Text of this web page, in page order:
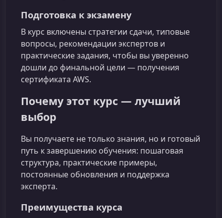
Подготовка к экзамену
В курс включены стратегии сдачи, типовые
вопросы, рекомендации экспертов и
практические задания, чтобы вы уверенно
дошли до финальной цели — получения
сертификата AWS.
Почему этот курс — лучший
выбор
Вы получаете не только знания, но и готовый
путь к завершению обучения: пошаговая
структура, практические примеры,
постоянные обновления и поддержка
эксперта.
Преимущества курса